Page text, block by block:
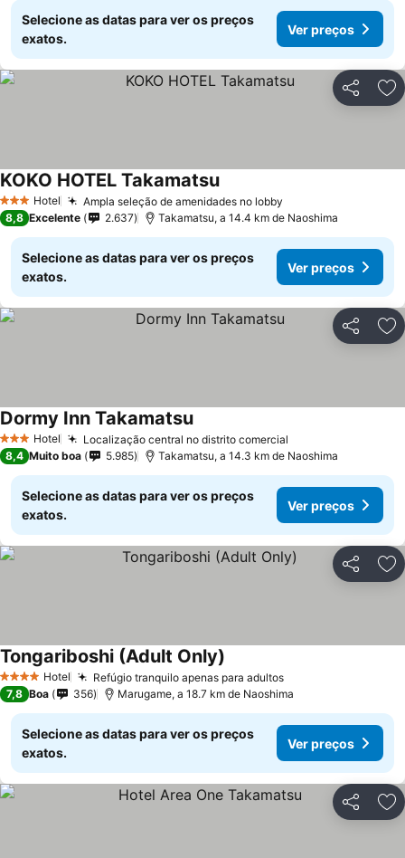
Selecione as datas para ver os preços
exatos.
Ver preços
Partilhar
3 EstrelasHotel Ampla seleção de amenidades no lobby
KOKO HOTEL Takamatsu
8,8 Excelente 2.637 Takamatsu, a 14.4 km de Naoshima
Selecione as datas para ver os preços
exatos.
Ver preços
Partilhar
3 EstrelasHotel Localização central no distrito comercial
Dormy Inn Takamatsu
8,4 Muito boa 5.985 Takamatsu, a 14.3 km de Naoshima
Selecione as datas para ver os preços
exatos.
Ver preços
Partilhar
4 EstrelasHotel Refúgio tranquilo apenas para adultos
Tongariboshi (Adult Only)
7,8 Boa 356 Marugame, a 18.7 km de Naoshima
Selecione as datas para ver os preços
exatos.
Ver preços
Partilhar